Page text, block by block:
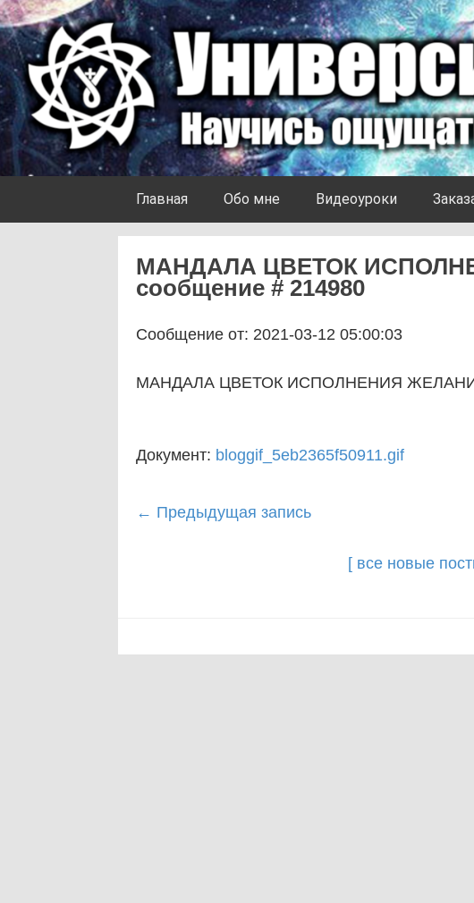
Университет Ноосферы
Главная Обо мне Видеоуроки
МАНДАЛА ЦВЕТОК
сообщение # 214980
Сообщение от: 2021-03-12 05:00:03
МАНДАЛА ЦВЕТОК ИСПОЛНЕНИЯ
Документ: bloggif_5eb2365f50911.gif
Post
← Предыдущая запись
[ все новые